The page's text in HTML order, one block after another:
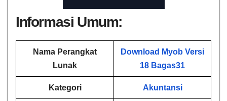
Informasi Umum:
Nama Perangkat
Lunak
Download Myob Versi
18 Bagas31
Kategori Akuntansi